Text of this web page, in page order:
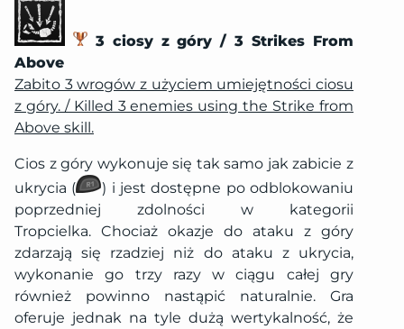
3 ciosy z góry / 3 Strikes From
Above
Zabito 3 wrogów z użyciem umiejętności ciosu
z góry. / Killed 3 enemies using the Strike from
Above skill.
Cios z góry wykonuje się tak samo jak zabicie z
ukrycia (
) i jest dostępne po odblokowaniu
poprzedniej zdolności w kategorii
Tropcielka. Chociaż okazje do ataku z góry
zdarzają się rzadziej niż do ataku z ukrycia,
wykonanie go trzy razy w ciągu całej gry
również powinno nastąpić naturalnie. Gra
oferuje jednak na tyle dużą wertykalność, że